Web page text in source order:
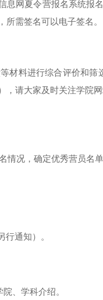
息网夏令营报名系统报名
需签名可以电子签名。
材料进行综合评价和筛
，请大家及时关注学院
情况，确定优秀营员名单
通知）。
、学科介绍。